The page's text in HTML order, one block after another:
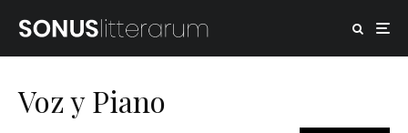
Voz y Piano